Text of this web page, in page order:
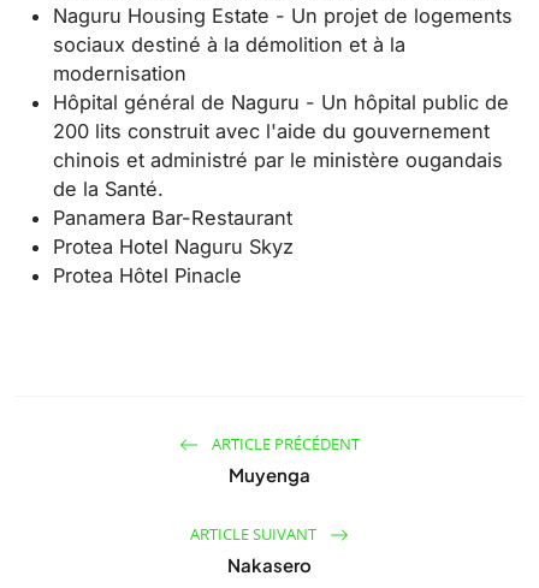
Naguru Housing Estate - Un projet de logements
sociaux destiné à la démolition et à la
modernisation
Hôpital général de Naguru - Un hôpital public de
200 lits construit avec l'aide du gouvernement
chinois et administré par le ministère ougandais
de la Santé.
Panamera Bar-Restaurant
Protea Hotel Naguru Skyz
Protea Hôtel Pinacle
ARTICLE PRÉCÉDENT
Muyenga
ARTICLE SUIVANT
Nakasero